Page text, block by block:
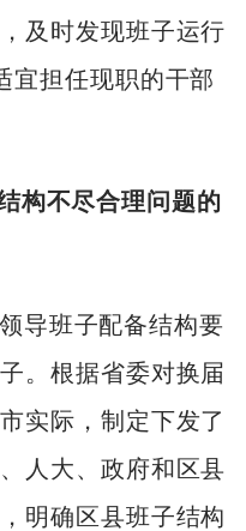
及时发现班子运行
宜担任现职的干部
构不尽合理问题的
导班子配备结构要
。根据省委对换届
实际，制定下发了
人大、政府和区县
明确区县班子结构